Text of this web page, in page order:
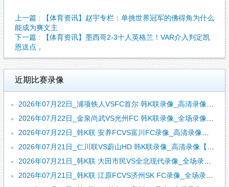
上一篇 : 【体育资讯】赵宇专栏：单挑世界冠军的佛得角为什么
能成为爽文主
下一篇 : 【体育资讯】墨西哥2-3十人英格兰！VAR介入判定凯
恩送点，
近期比赛录像
2026年07月22日_浦项铁人VSFC首尔 韩K联录像_高清录像【全场回放】
2026年07月22日_金泉尚武VS光州FC 韩K联录像_全场录像【视频集锦】
2026年07月22日_韩K联 安养FCVS富川FC录像_高清录像【全场回放】
2026年07月21日_仁川联VS蔚山HD 韩K联录像_高清录像【全场回放】
2026年07月21日_韩K联 大田市民VS全北现代录像_全场录像【高清回放】
2026年07月21日_韩K联 江原FCVS济州SK FC录像_全场录像【全场回放】